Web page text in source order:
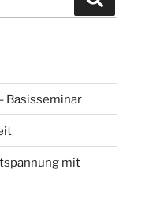
Basisseminar
mit